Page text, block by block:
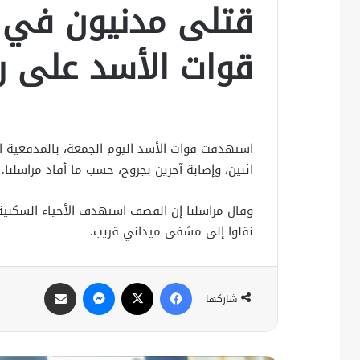
قتلى مدنيون
قوات الأسد
استهدفت قوات الأسد اليوم الجمعة،
اثنين، وإصابة آخرين بجروح، حسب ما أفاد مراسلنا.
وقال مراسلنا إن القصف استهدف الأحياء
نقلوا إلى مشفى ميداني قريب.
شاركها
فيسبوك ماسنجر